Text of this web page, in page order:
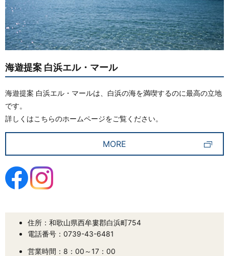
海遊提案 白浜エル・マール
海遊提案 白浜エル・マールは、白浜の海を満喫するのに最高の立地
です。
詳しくはこちらのホームページをご覧ください。
MORE
住所：和歌山県西牟婁郡白浜町754
電話番号：0739-43-6481
営業時間：8：00～17：00